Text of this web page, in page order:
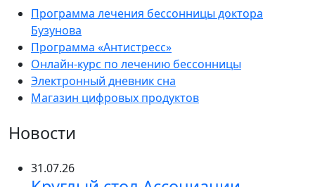
Программа лечения бессонницы доктора
Бузунова
Программа «Антистресс»
Онлайн-курс по лечению бессонницы
Электронный дневник сна
Магазин цифровых продуктов
Новости
31.07.26